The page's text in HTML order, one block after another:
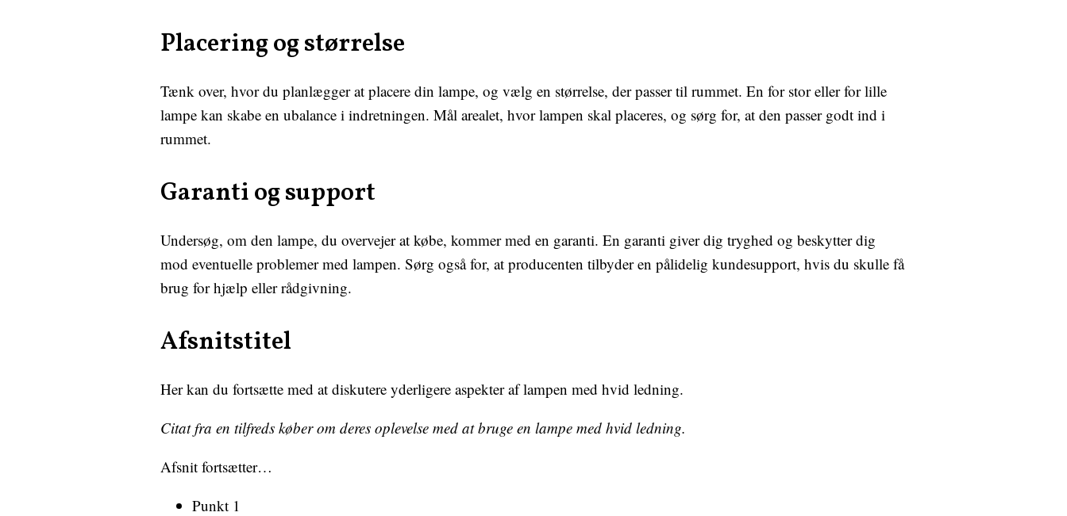
Placering og størrelse
Tænk over, hvor du planlægger at placere din lampe, og vælg en størrelse, der passer til rummet. En for stor eller for lille
lampe kan skabe en ubalance i indretningen. Mål arealet, hvor lampen skal placeres, og sørg for, at den passer godt ind i
rummet.
Garanti og support
Undersøg, om den lampe, du overvejer at købe, kommer med en garanti. En garanti giver dig tryghed og beskytter dig
mod eventuelle problemer med lampen. Sørg også for, at producenten tilbyder en pålidelig kundesupport, hvis du skulle få
brug for hjælp eller rådgivning.
Afsnitstitel
Her kan du fortsætte med at diskutere yderligere aspekter af lampen med hvid ledning.
Citat fra en tilfreds køber om deres oplevelse med at bruge en lampe med hvid ledning.
Afsnit fortsætter…
Punkt 1